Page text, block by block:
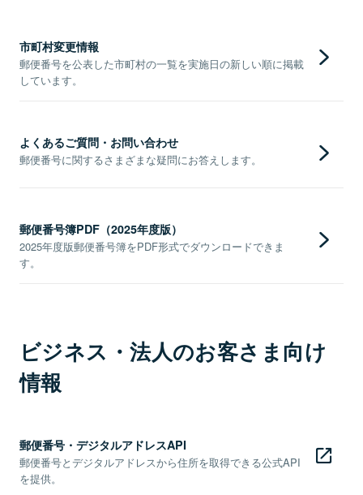
市町村変更情報
郵便番号を公表した市町村の一覧を実施日の新しい順に掲載
しています。
よくあるご質問・お問い合わせ
郵便番号に関するさまざまな疑問にお答えします。
郵便番号簿PDF（2025年度版）
2025年度版郵便番号簿をPDF形式でダウンロードできま
す。
ビジネス・法人のお客さま向け
情報
郵便番号・デジタルアドレスAPI
郵便番号とデジタルアドレスから住所を取得できる公式API
を提供。